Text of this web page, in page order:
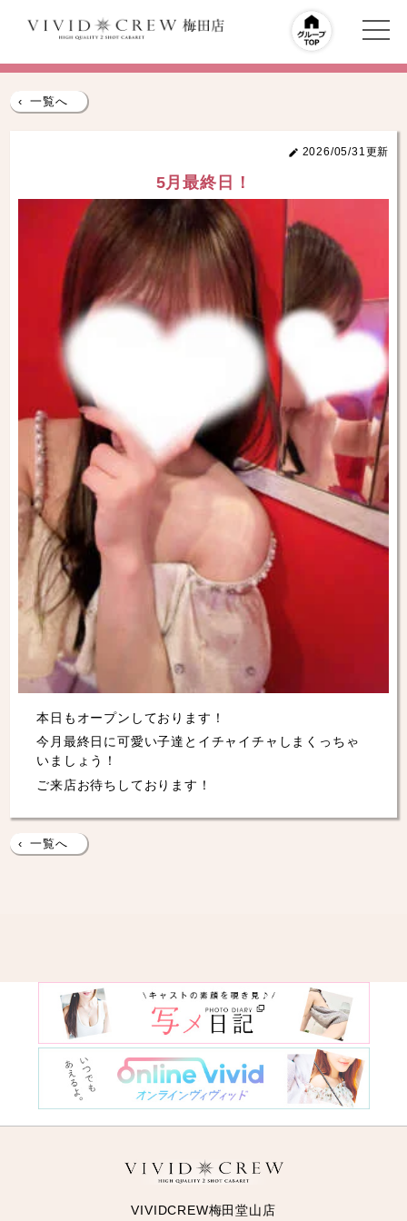
‹ 一覧へ
2026/05/31更新
5月最終日！
本日もオープンしております！
今月最終日に可愛い子達とイチャイチャしまくっちゃ
いましょう！
ご来店お待ちしております！
‹ 一覧へ
VIVIDCREW梅田堂山店